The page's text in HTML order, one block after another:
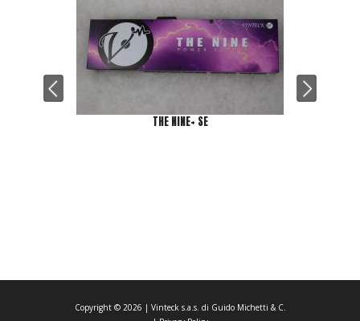
THE NINE+ SE
Copyright © 2026 | Vinteck s.a.s. di Guido Michetti & C.